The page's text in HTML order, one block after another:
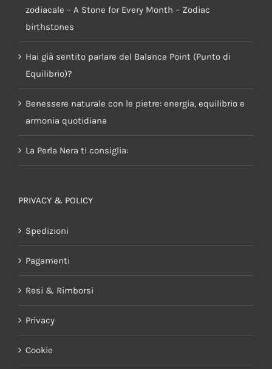
zodiacale – A Stone for Every Month – Zodiac
birthstones
Hai già sentito parlare del Balance Point (Punto di
Equilibrio)?
Benessere naturale con le pietre: energia, equilibrio e
armonia quotidiana
La Perla Nera ti consiglia:
PRIVACY & POLICY
Spedizioni
Pagamenti
Resi & Rimborsi
Privacy
Cookie